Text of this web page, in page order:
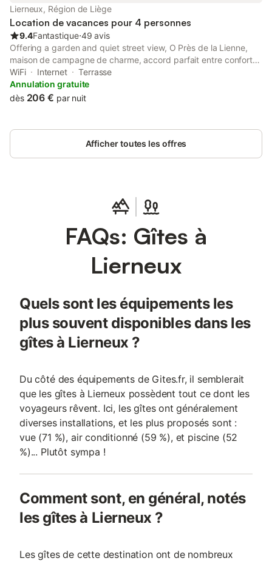
chaussée avec plusieurs douches, lavabos et toilettes. Pour le
divertissement, une salle de jeux avec baby-foot est à
disposition. À l’extérieur, vous trouverez
Lierneux, Région de Liège
Location de vacances pour 4 personnes
9.4Fantastique⋅49 avis
Offering a garden and quiet street view, O Près de la Lienne,
maison de campagne de charme, accord parfait entre confort
et authenticité is situated in Lierneux, 30 km from Circuit Spa-
Francorchamps and 18 km from Coo.
WiFi Internet
Terrasse
Annulation gratuite
dès 206 € par nuit
Afficher toutes les offres
FAQs: Gîtes à
Lierneux
Quels sont les équipements les
plus souvent disponibles dans les
gîtes à Lierneux ?
Du côté des équipements de Gites.fr, il semblerait
que les gîtes à Lierneux possèdent tout ce dont les
voyageurs rêvent. Ici, les gîtes ont généralement
diverses installations, et les plus proposés sont :
vue (71 %), air conditionné (59 %), et piscine (52
%)... Plutôt sympa !
Comment sont, en général, notés
les gîtes à Lierneux ?
Les gîtes de cette destination ont de nombreux